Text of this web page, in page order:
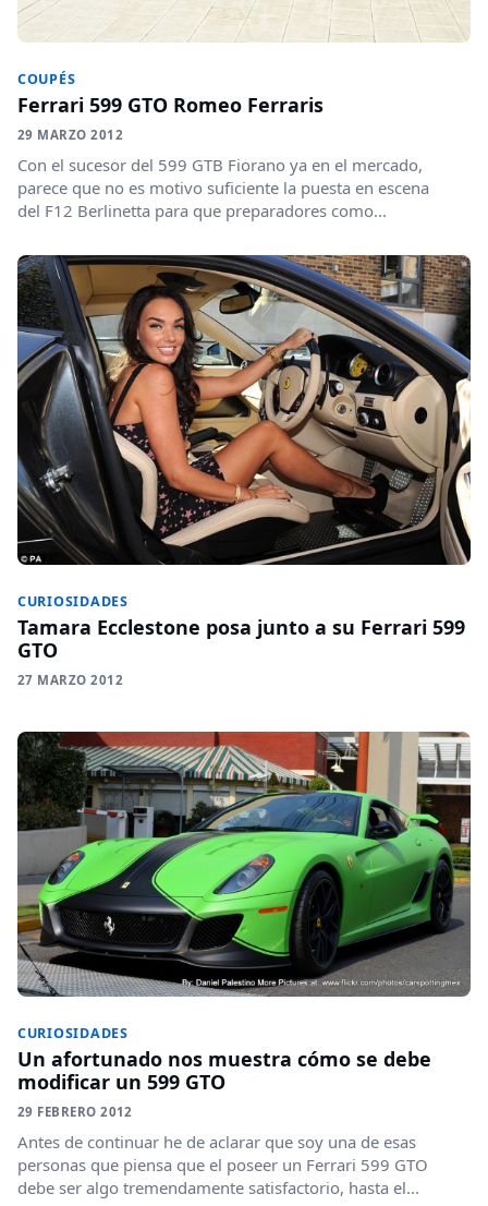
COUPÉS
Ferrari 599 GTO Romeo Ferraris
29 MARZO 2012
Con el sucesor del 599 GTB Fiorano ya en el mercado,
parece que no es motivo suficiente la puesta en escena
del F12 Berlinetta para que preparadores como...
CURIOSIDADES
Tamara Ecclestone posa junto a su Ferrari 599
GTO
27 MARZO 2012
CURIOSIDADES
Un afortunado nos muestra cómo se debe
modificar un 599 GTO
29 FEBRERO 2012
Antes de continuar he de aclarar que soy una de esas
personas que piensa que el poseer un Ferrari 599 GTO
debe ser algo tremendamente satisfactorio, hasta el...